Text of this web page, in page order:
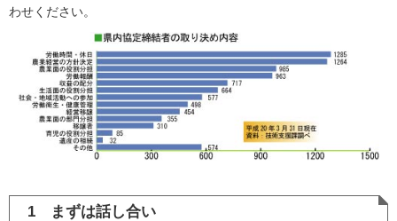
わせください。
1 まずは話し合い